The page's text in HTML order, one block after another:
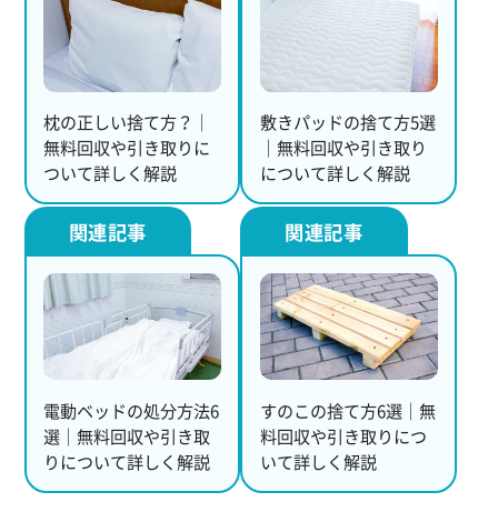
枕の正しい捨て方？｜
無料回収や引き取りに
ついて詳しく解説
敷きパッドの捨て方5選
｜無料回収や引き取り
について詳しく解説
電動ベッドの処分方法6
選｜無料回収や引き取
りについて詳しく解説
すのこの捨て方6選｜無
料回収や引き取りにつ
いて詳しく解説